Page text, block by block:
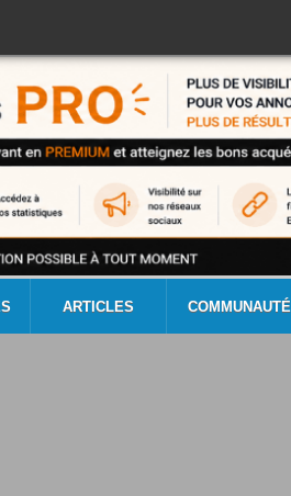
ARTICLES